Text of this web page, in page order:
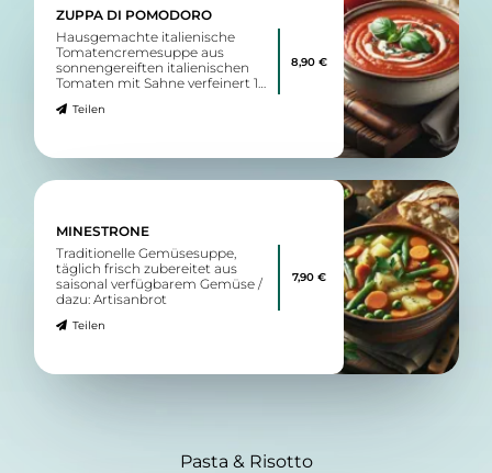
ZUPPA DI POMODORO
Hausgemachte italienische
Tomatencremesuppe aus
sonnengereiften italienischen
Tomaten mit Sahne verfeinert 1
Teilen
8,90 €
MINESTRONE
Traditionelle Gemüsesuppe,
täglich frisch zubereitet aus
saisonal verfügbarem Gemüse /
dazu: Artisanbrot
Teilen
7,90 €
Pasta & Risotto